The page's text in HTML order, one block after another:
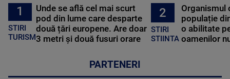
1
STIRI
TURISM
Unde se află cel mai scurt
pod din lume care desparte
două țări europene. Are doar
3 metri și două fusuri orare
2
STIRI
STIINTA
Organismul
populație
o abilitate
oamenilor
PARTENERI